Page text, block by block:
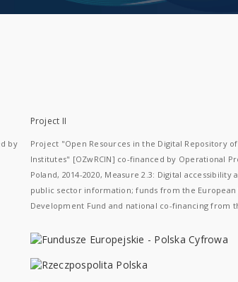
by
Project II
Project "Open Resources in the Digital Repository
Institutes" [OZwRCIN] co-financed by Operational
Poland, 2014-2020, Measure 2.3: Digital accessibility
public sector information; funds from the European
Development Fund and national co-financing from